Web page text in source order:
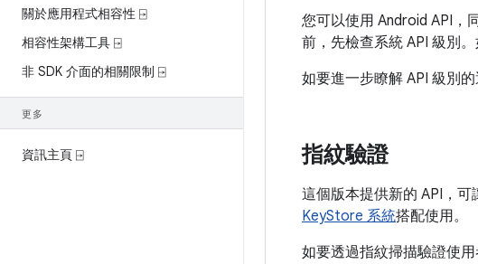
關於應用程式相容性 ⍈
相容性架構工具 ⍈
非 SDK 介面的相關限制 ⍈
更多
資訊主頁 ⍈
您可以使用 Android API，
前，先檢查系統 API 級別
如要進一步瞭解 API 級別
指紋驗證
這個版本提供新的 API，
KeyStore 系統搭配使用。
如要透過指紋掃描驗證使